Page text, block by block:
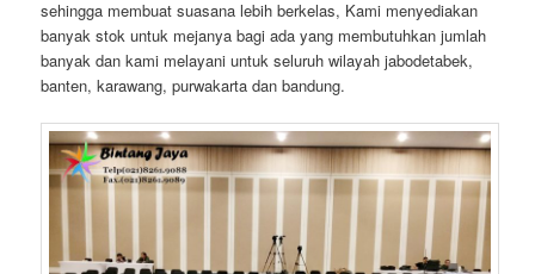
sehingga membuat suasana lebih berkelas, Kami menyediakan
banyak stok untuk mejanya bagi ada yang membutuhkan jumlah
banyak dan kami melayani untuk seluruh wilayah jabodetabek,
banten, karawang, purwakarta dan bandung.